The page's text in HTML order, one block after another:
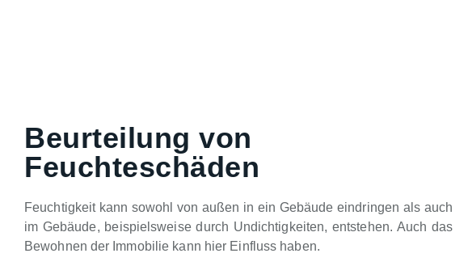
Beurteilung von
Feuchteschäden
Feuchtigkeit kann sowohl von außen in ein Gebäude eindringen als auch
im Gebäude, beispielsweise durch Undichtigkeiten, entstehen. Auch das
Bewohnen der Immobilie kann hier Einfluss haben.